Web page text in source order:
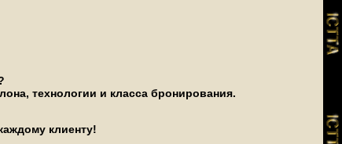
технологии и класса бронирования.
клиенту!